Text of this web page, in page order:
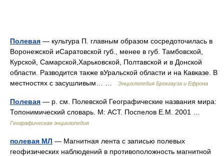
Полевая — культура П. главным образом сосредоточилась в
Воронежской иСаратовской губ., менее в губ. Тамбовской,
Курской, Самарской,Харьковской, Полтавской и в Донской
области. Разводится также вУральской области и на Кавказе. В
местностях с засушливым… …
Энциклопедия Брокгауза и Ефрона
Полевая — р. см. Полевской Географические названия мира:
Топонимический словарь. М: АСТ. Поспелов Е.М. 2001 …
Географическая энциклопедия
полевая МЛ — Магнитная лента с записью полевых
геофизических наблюдений в противоположность магнитной